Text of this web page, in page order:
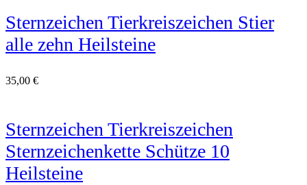
Sternzeichen Tierkreiszeichen Stier
alle zehn Heilsteine
35,00 €
Sternzeichen Tierkreiszeichen
Sternzeichenkette Schütze 10
Heilsteine